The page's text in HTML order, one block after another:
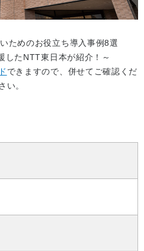
ためのお役立ち導入事例8選
したNTT東日本が紹介！～
できますので、併せてご確認くだ
い。